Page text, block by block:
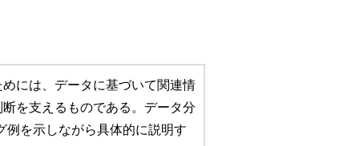
には、データに基づいて関連情
を支えるものである。データ分
を示しながら具体的に説明す